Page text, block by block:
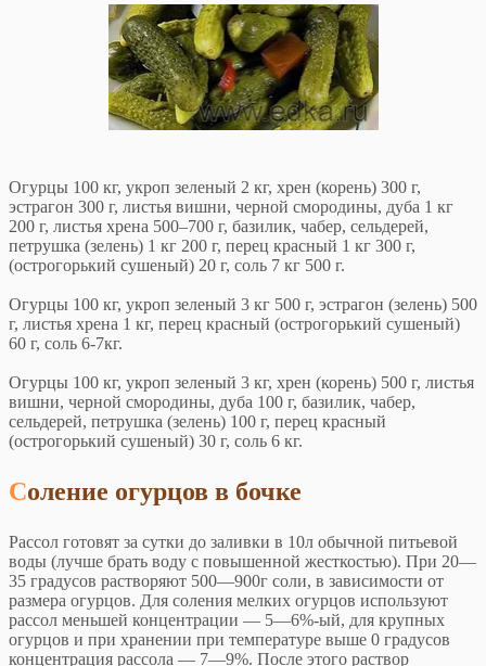
Огурцы 100 кг, укроп зеленый 2 кг, хрен (корень) 300 г,
эстрагон 300 г, листья вишни, черной смородины, дуба 1 кг
200 г, листья хрена 500–700 г, базилик, чабер, сельдерей,
петрушка (зелень) 1 кг 200 г, перец красный 1 кг 300 г,
(острогорький сушеный) 20 г, соль 7 кг 500 г.
Огурцы 100 кг, укроп зеленый 3 кг 500 г, эстрагон (зелень) 500
г, листья хрена 1 кг, перец красный (острогорький сушеный)
60 г, соль 6-7кг.
Огурцы 100 кг, укроп зеленый 3 кг, хрен (корень) 500 г, листья
вишни, черной смородины, дуба 100 г, базилик, чабер,
сельдерей, петрушка (зелень) 100 г, перец красный
(острогорький сушеный) 30 г, соль 6 кг.
Соление огурцов в бочке
Рассол готовят за сутки до заливки в 10л обычной питьевой
воды (лучше брать воду с повышенной жесткостью). При 20—
35 градусов растворяют 500—900г соли, в зависимости от
размера огурцов. Для соления мелких огурцов используют
рассол меньшей концентрации — 5—6%-ый, для крупных
огурцов и при хранении при температуре выше 0 градусов
концентрация рассола — 7—9%. После этого раствор